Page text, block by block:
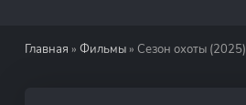
Главная » Фильмы » Сезон охоты (2025)